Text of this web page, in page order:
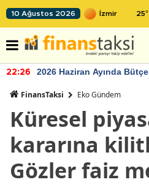
10 Ağustos 2026 25°
22:26 2026 Haziran Ayında Bütçe
FinansTaksi Eko Gündem
Küresel
kararına
Gözler faiz